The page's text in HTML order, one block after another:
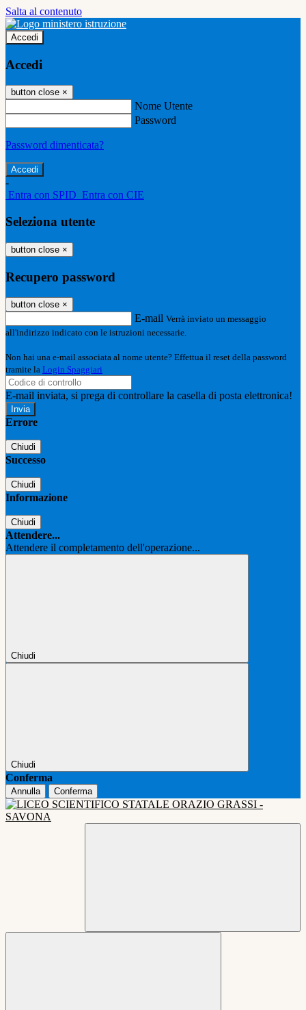
Salta al contenuto
Accedi
Accedi
button close ×
Nome Utente
Password
Password dimenticata?
-
Entra con SPID Entra con CIE
Seleziona utente
button close ×
Recupero password
button close ×
E-mail Verrà inviato un messaggio
all'indirizzo indicato con le istruzioni necessarie.
Non hai una e-mail associata al nome utente? Effettua il reset della password
tramite la Login Spaggiari
E-mail inviata, si prega di controllare la casella di posta elettronica!
Errore
Chiudi
Successo
Chiudi
Informazione
Chiudi
Attendere...
Attendere il completamento dell'operazione...
Chiudi
Chiudi
Conferma
Annulla Conferma